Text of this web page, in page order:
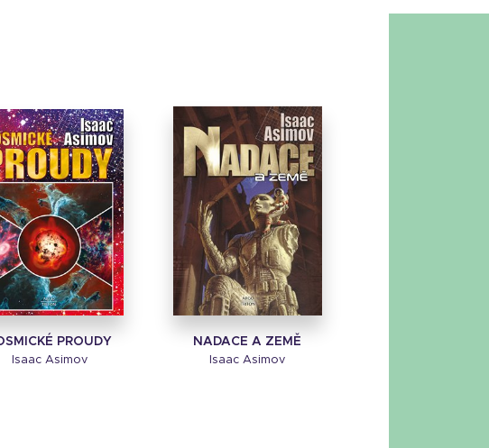
PROUDY
Isaac Asimov
NADACE A ZEMĚ
Isaac Asimov